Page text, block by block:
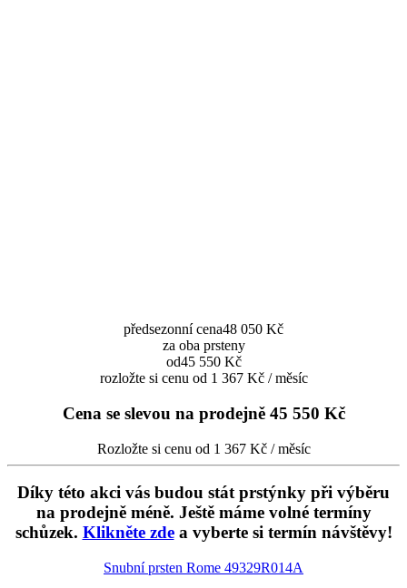
předsezonní cena48 050 Kč
za oba prsteny
od45 550 Kč
rozložte si cenu od 1 367 Kč / měsíc
Cena se slevou na prodejně 45 550 Kč
Rozložte si cenu od 1 367 Kč / měsíc
Díky této akci vás budou stát prstýnky při výběru
na prodejně méně. Ještě máme volné termíny
schůzek. Klikněte zdea vyberte si termín návštěvy!
Snubní prsten Rome 49329R014A